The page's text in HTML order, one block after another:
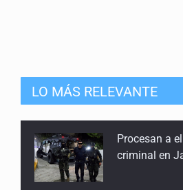
¿Con quién se quedan las
12 de Mayo de 2026
Otra vez la fallida apuesta por
5 de Mayo de 2026
LO MÁS RELEVANTE
criminal en
Cae en